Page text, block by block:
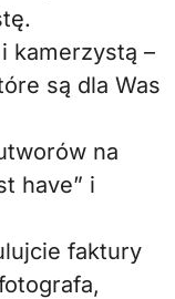
i kamerzystą –
są dla Was
na
have” i
faktury